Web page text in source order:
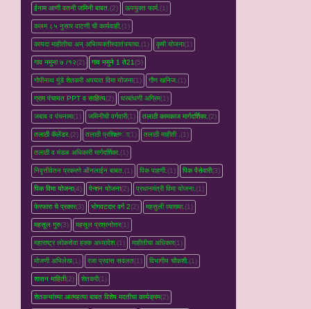
ईनाम आणी वतनी जमिनी बाबत. (2) ऊपयुक्त फार्म. (1)
कलम ८५ नुसार वाटणी ची कार्यवाही. (1)
कायदा माहीतीचा अन् अभिव्यक्तीस्वातंत्र्याचा. (1) कृषी योजना(1)
गाव नमुना ७ /१२(2) गाव नमुने 1 ते21(5)
गोपीनाथ मुंडे शेतकरी अपघात विमा योजना(1) गौण खनिज. (1)
ग्राम पंचायत PPT व साहित्य(2) घरबांधणी अग्रिम(1)
जबाब व पंचनामा(1) जमिनीची वर्गवारी(1) तलाठी कामकाज मार्गदर्शिका.(2)
तलाठी कॅलेंडर.(2) तलाठी प्रशिक्षण्‍ा(1) तलाठी माहीती . (1)
तलाठी व मंडळ अधिकारी मार्गदर्शिका. (1)
निवृत्तीवेतन प्रकरणे ऑनलाईन बाबत. (1) पिक पाहणी. (1) पिक पैसेवारी(3)
पिक विमा योजना(4) पेन्शन योजना(2) प्रधानमंत्री विमा योजना. (1)
फेरफारा चे प्रकार(3) भोगवटदार वर्ग 2(2) महसुली व्‍याख्‍या. (1)
महसूल गुरु(3) महसूल प्रश्रनोत्तर(1)
महाराष्ट्र लोकसेवा हक्क अध्यादेश. (1) माहीतीचा अधिकार(1)
मोजणी अभिलेख(1) रजा प्रवास सवलत(1) विभागीय चौकशी. (1)
शासन माहिती(2) शेतकरी(1)
शेतकऱ्यांच्‍या आत्महत्‍या बाबत विशेष मदतीचा कार्यक्रम(2)